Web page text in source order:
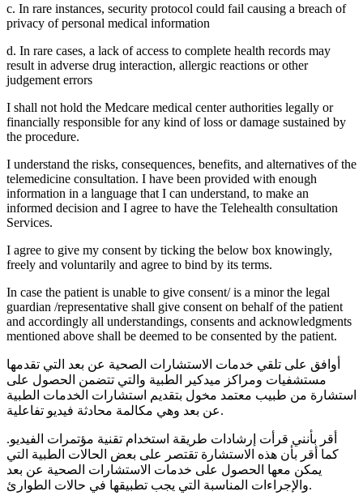
c. In rare instances, security protocol could fail causing a breach of
privacy of personal medical information
d. In rare cases, a lack of access to complete health records may
result in adverse drug interaction, allergic reactions or other
judgement errors
I shall not hold the Medcare medical center authorities legally or
financially responsible for any kind of loss or damage sustained by
the procedure.
I understand the risks, consequences, benefits, and alternatives of the
telemedicine consultation. I have been provided with enough
information in a language that I can understand, to make an
informed decision and I agree to have the Telehealth consultation
Services.
I agree to give my consent by ticking the below box knowingly,
freely and voluntarily and agree to bind by its terms.
In case the patient is unable to give consent/ is a minor the legal
guardian /representative shall give consent on behalf of the patient
and accordingly all understandings, consents and acknowledgments
mentioned above shall be deemed to be consented by the patient.
أوافق على تلقي خدمات الاستشارات الصحية عن بعد التي تقدمها
مستشفيات ومراكز ميدكير الطبية والتي تتضمن الحصول على
استشارة من طبيب معتمد مخول بتقديم استشارات الخدمات الطبية
عن بعد وهي مكالمة محادثة فيديو تفاعلية.
أقر بأنني قرأت إرشادات طريقة استخدام تقنية مؤتمرات الفيديو.
كما أقر بأن هذه الاستشارة تقتصر على بعض الحالات الطبية التي
يمكن معها الحصول على خدمات الاستشارات الصحية عن بعد
والإجراءات المناسبة التي يجب تطبيقها في حالات الطوارئ.